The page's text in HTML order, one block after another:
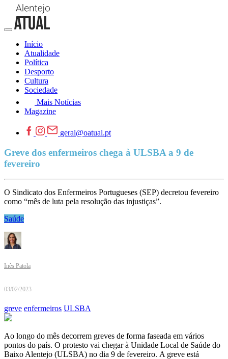
Início
Atualidade
Política
Desporto
Cultura
Sociedade
Mais Notícias
Magazine
geral@oatual.pt
Greve dos enfermeiros chega à ULSBA a 9 de
fevereiro
O Sindicato dos Enfermeiros Portugueses (SEP) decretou fevereiro
como “mês de luta pela resolução das injustiças”.
Saúde
Inês Patola
03/02/2023
greve enfermeiros ULSBA
Ao longo do mês decorrem greves de forma faseada em vários
pontos do país. O protesto vai chegar à Unidade Local de Saúde do
Baixo Alentejo (ULSBA) no dia 9 de fevereiro. A greve está